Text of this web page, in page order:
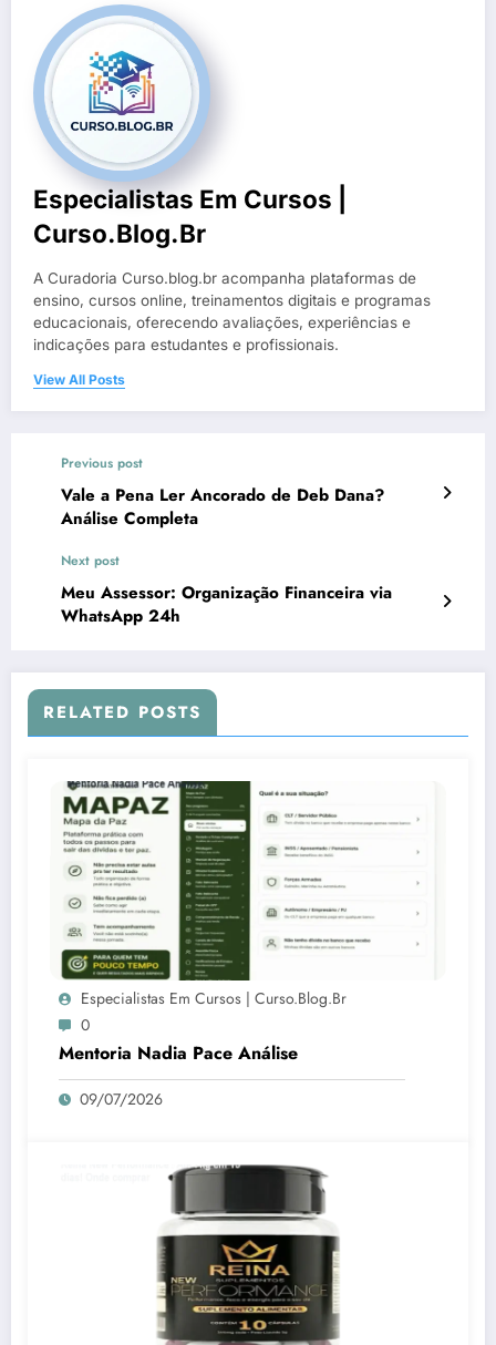
Especialistas Em Cursos |
Curso.blog.br
A Curadoria Curso.blog.br acompanha plataformas de
ensino, cursos online, treinamentos digitais e programas
educacionais, oferecendo avaliações, experiências e
indicações para estudantes e profissionais.
View All Posts
Previous post
Vale a Pena Ler Ancorado de Deb Dana?
Análise Completa
Next post
Meu Assessor: Organização Financeira via
WhatsApp 24h
RELATED POSTS
Especialistas Em Cursos | Curso.blog.br
0
Mentoria Nadia Pace Análise
09/07/2026